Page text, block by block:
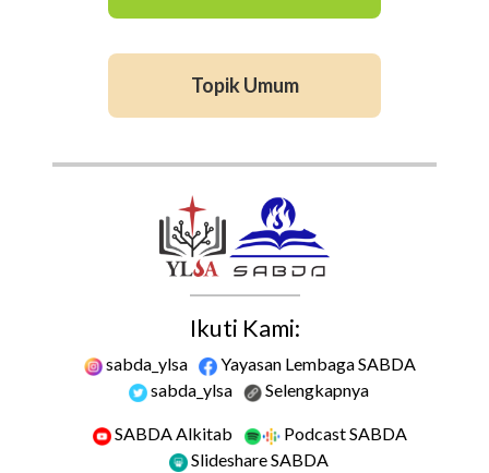
Topik Umum
Ikuti Kami:
sabda_ylsa
Yayasan Lembaga SABDA
sabda_ylsa
Selengkapnya
SABDA Alkitab
Podcast SABDA
Slideshare SABDA